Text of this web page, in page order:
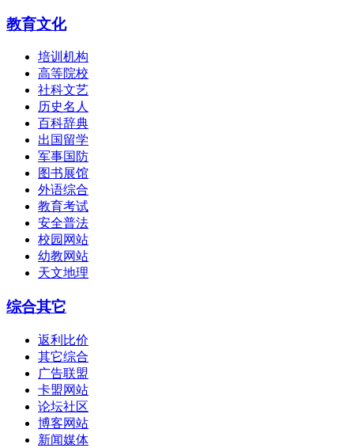
教育文化
培训机构
高等院校
社科文艺
历史名人
百科辞典
出国留学
军事国防
图书展馆
外语综合
教育考试
安全普法
校园网站
幼教网站
天文地理
综合其它
返利比价
其它综合
广告联盟
卡盟网站
论坛社区
博客网站
新闻媒体